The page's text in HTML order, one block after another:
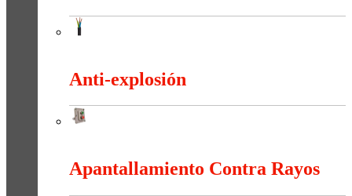
Anti-explosión
Apantallamiento Contra Rayos